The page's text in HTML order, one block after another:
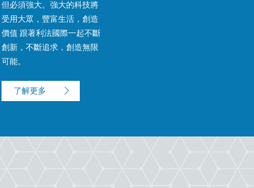
但必須強大。強大的科技將
受用大眾，豐富生活，創造
價值 跟著利法國際一起不斷
創新，不斷追求，創造無限
可能。
了解更多